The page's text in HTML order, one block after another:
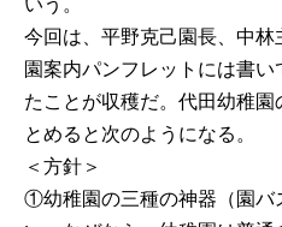
いう。
今回は、平野克己園長、中林
園案内パンフレットには書
たことが収穫だ。代田幼稚園
とめると次のようになる。
＜方針＞
①幼稚園の三種の神器（園バ